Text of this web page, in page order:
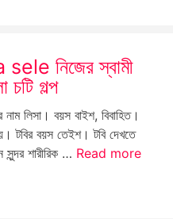
নিজের স্বামী
চটি গল্প
বয়স বাইশ, বিবাহিত।
টবির বয়স তেইশ। টবি দেখতে
সুন্দর শারীরিক … Read more